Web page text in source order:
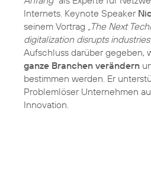
Internets. Keynote Speaker
seinem Vortrag „The Next
digitalization disrupts
Aufschluss darüber gegeben,
ganze Branchen verändern
bestimmen werden. Er
Problemlöser Unternehmen
Innovation.